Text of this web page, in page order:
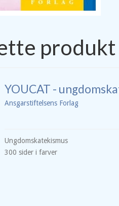
produkt
YOUCAT -
Ansgarstiftelsens Forlag
Ungdomskatekismus
300 sider i farver